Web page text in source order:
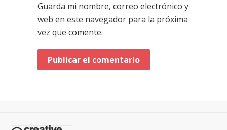
Guarda mi nombre, correo electrónico y
web en este navegador para la próxima
vez que comente.